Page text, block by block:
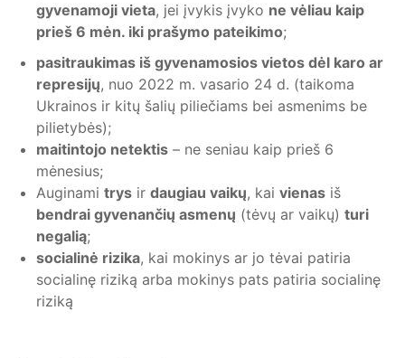
gyvenamoji vieta, jei įvykis įvyko ne vėliau kaip
prieš 6 mėn. iki prašymo pateikimo;
pasitraukimas iš gyvenamosios vietos dėl karo ar
represijų, nuo 2022 m. vasario 24 d. (taikoma
Ukrainos ir kitų šalių piliečiams bei asmenims be
pilietybės);
maitintojo netektis – ne seniau kaip prieš 6
mėnesius;
Auginami trys ir daugiau vaikų, kai vienas iš
bendrai gyvenančių asmenų (tėvų ar vaikų) turi
negalią;
socialinė rizika, kai mokinys ar jo tėvai patiria
socialinę riziką arba mokinys pats patiria socialinę
riziką